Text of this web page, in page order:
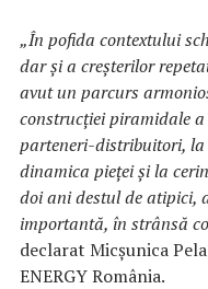
„În pofida contextului
dar și a creșterilor
avut un parcurs
construcției piramidale
parteneri-distribuitori,
dinamica pieței și la
doi ani destul de atipici,
importantă, în strânsă
declarat Micșunica
ENERGY România.